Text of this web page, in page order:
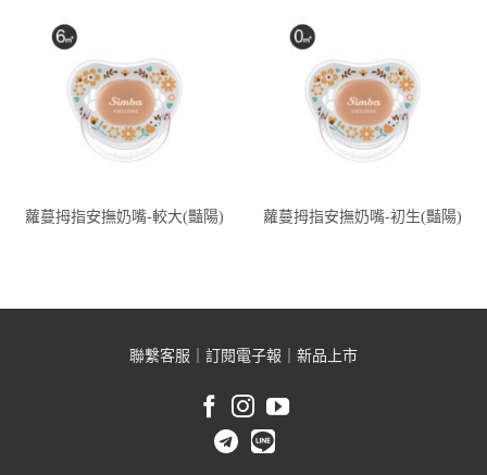
蘿蔓拇指安撫奶嘴-較大(豔陽) 蘿蔓拇指安撫奶嘴-初生(豔陽)
聯繫客服 訂閱電子報 新品上市